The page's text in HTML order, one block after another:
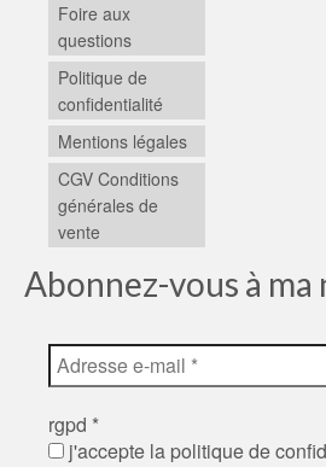
Foire aux
questions
Politique de
confidentialité
Mentions légales
CGV Conditions
générales de
vente
Abonnez-vous à
rgpd *
j'accepte la politique de